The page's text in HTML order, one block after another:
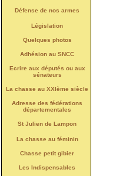
Défense de nos armes
Législation
Quelques photos
Adhésion au SNCC
Ecrire aux députés ou aux
sénateurs
La chasse au XXIème siècle
Adresse des fédérations
départementales
St Julien de Lampon
La chasse au féminin
Chasse petit gibier
Les Indispensables